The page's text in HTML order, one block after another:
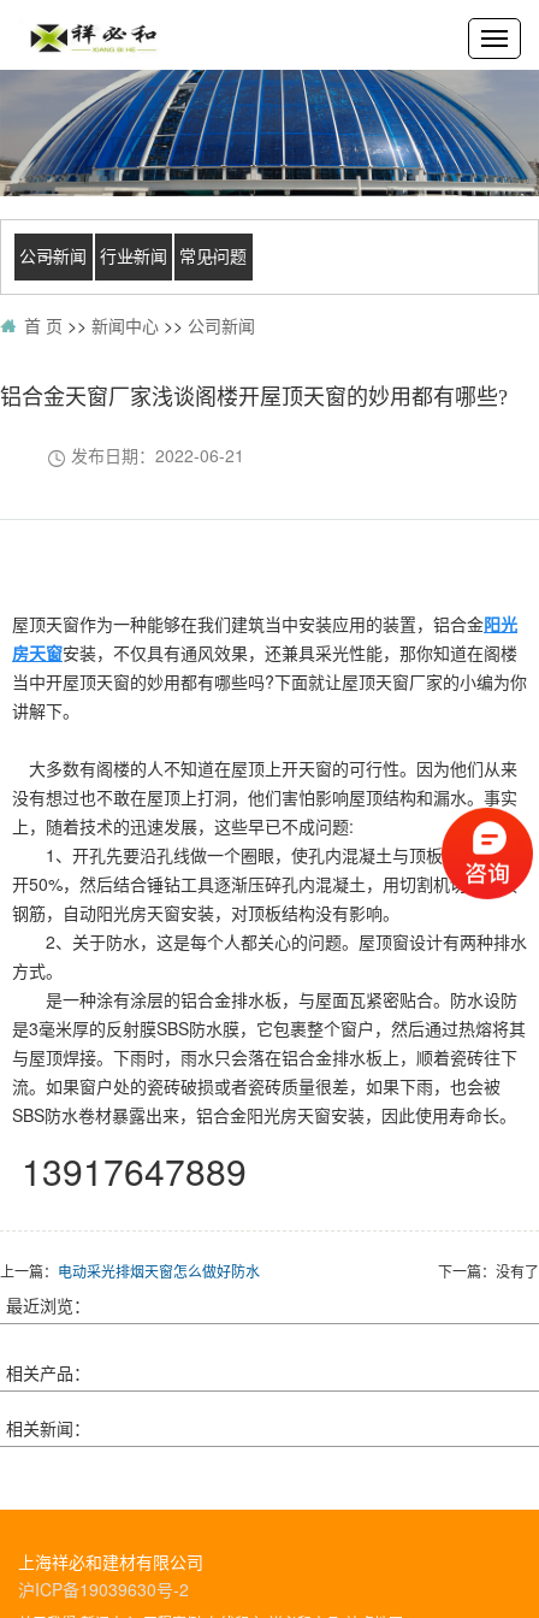
公司新闻 行业新闻 常见问题
首 页 >> 新闻中心 >> 公司新闻
铝合金天窗厂家浅谈阁楼开屋顶天窗的妙用都有哪些?
发布日期： 2022-06-21
屋顶天窗作为一种能够在我们建筑当中安装应用的装置，铝合金阳光
房天窗安装，不仅具有通风效果，还兼具采光性能，那你知道在阁楼
当中开屋顶天窗的妙用都有哪些吗?下面就让屋顶天窗厂家的小编为你
讲解下。
大多数有阁楼的人不知道在屋顶上开天窗的可行性。因为他们从来
没有想过也不敢在屋顶上打洞，他们害怕影响屋顶结构和漏水。事实
上，随着技术的迅速发展，这些早已不成问题:
1、开孔先要沿孔线做一个圈眼，使孔内混凝土与顶板混凝土先分
开50%，然后结合锤钻工具逐渐压碎孔内混凝土，用切割机切断顶板
钢筋，自动阳光房天窗安装，对顶板结构没有影响。
2、关于防水，这是每个人都关心的问题。屋顶窗设计有两种排水
方式。
是一种涂有涂层的铝合金排水板，与屋面瓦紧密贴合。防水设防
是3毫米厚的反射膜SBS防水膜，它包裹整个窗户，然后通过热熔将其
与屋顶焊接。下雨时，雨水只会落在铝合金排水板上，顺着瓷砖往下
流。如果窗户处的瓷砖破损或者瓷砖质量很差，如果下雨，也会被
SBS防水卷材暴露出来，铝合金阳光房天窗安装，因此使用寿命长。
上一篇： 电动采光排烟天窗怎么做好防水 下一篇：没有了
最近浏览：
相关产品：
相关新闻：
上海祥必和建材有限公司
沪ICP备19039630号-2
13917647889